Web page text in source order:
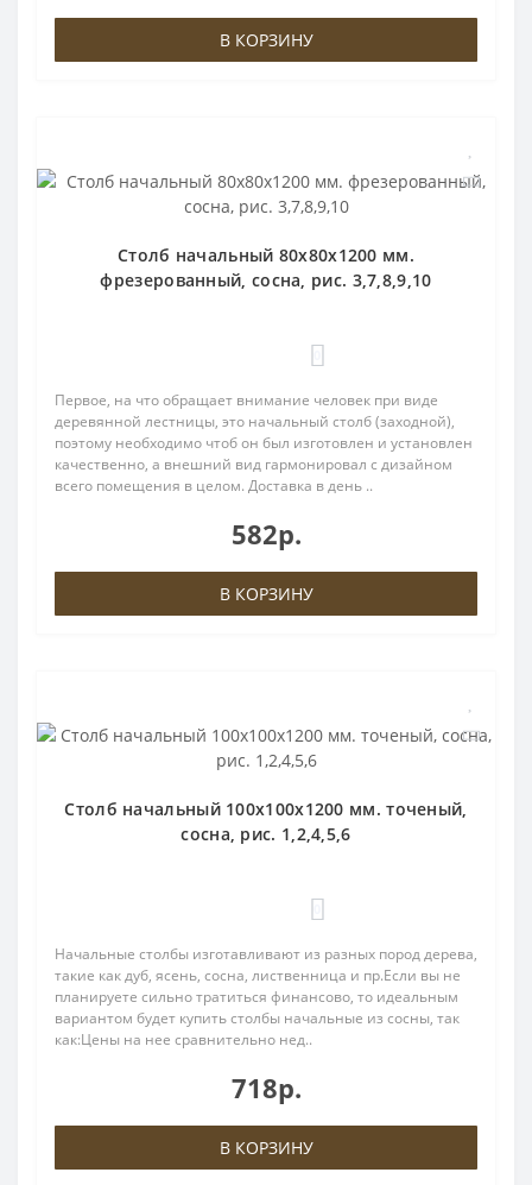
В КОРЗИНУ
Столб начальный 80х80х1200 мм.
фрезерованный, сосна, рис. 3,7,8,9,10
Первое, на что обращает внимание человек при виде
деревянной лестницы, это начальный столб (заходной),
поэтому необходимо чтоб он был изготовлен и установлен
качественно, а внешний вид гармонировал с дизайном
всего помещения в целом. Доставка в день ..
582р.
В КОРЗИНУ
Столб начальный 100х100х1200 мм. точеный,
сосна, рис. 1,2,4,5,6
Начальные столбы изготавливают из разных пород дерева,
такие как дуб, ясень, сосна, лиственница и пр.Если вы не
планируете сильно тратиться финансово, то идеальным
вариантом будет купить столбы начальные из сосны, так
как:Цены на нее сравнительно нед..
718р.
В КОРЗИНУ